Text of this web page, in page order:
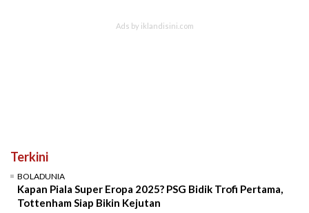
Terkini
BOLADUNIA
Kapan Piala Super Eropa 2025? PSG Bidik Trofi Pertama,
Tottenham Siap Bikin Kejutan